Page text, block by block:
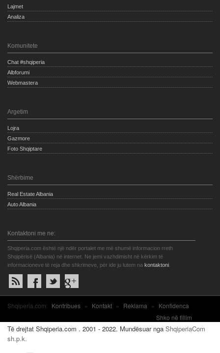
Lajmet
Analiza
Komunitete
Chat #shqiperia
Albforumi
Webmastera
Argetim
Lojra
Gazmore
Foto Shqiptare
Shërbime
Real Estate Albania
Auto Albania
Kontaktoni me ne:
Shqiperia.com është një ndër portalet me më shumë informacion rreth
Shqipërisë (Albania) në internet. Ne jemi vazhdimisht në kërkim të
informacioneve të reja dhe shkrimeve, për ide ju lutem na kontaktoni
Shqiperia.com: Kontribues » Kontakt » Reklama »
Konfidenca
Shko në fillim
Të drejtat Shqiperia.com . 2001 - 2022. Mundësuar nga ShqiperiaCom
sh.p.k.